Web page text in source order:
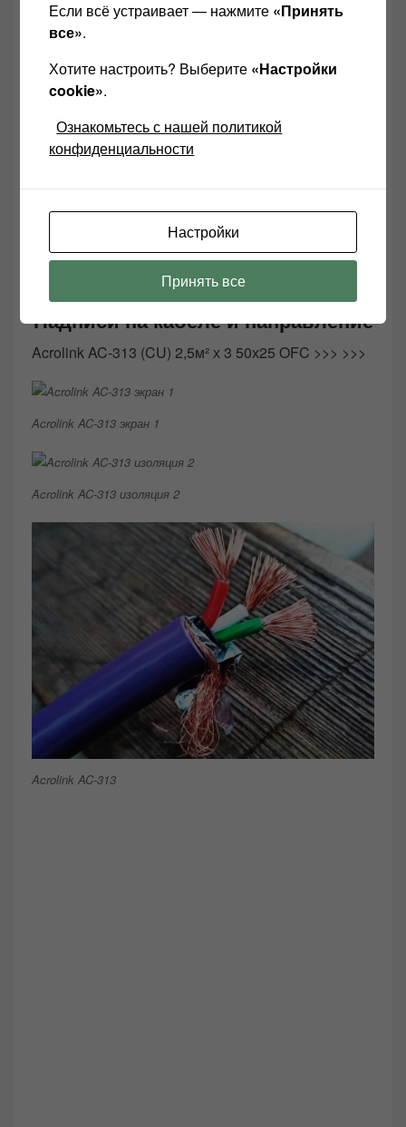
Немного про Acrolink AC-313
ЧТО внутри:
2 изоляции,
3 проводника.
Acrolink AC-313 экран 2
Надписи на кабеле и направление
Acrolink AC-313 (CU) 2,5м² х 3 50х25 OFC >>> >>>
Acrolink AC-313 экран 1
Acrolink AC-313 изоляция 2
Acrolink AC-313
Если всё устраивает — нажмите «Принять
все».
Хотите настроить? Выберите «Настройки
cookie».
Ознакомьтесь с нашей политикой
конфиденциальности
Настройки
Принять все